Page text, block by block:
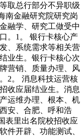
取总行部分不异职级
南金融研究院研究岗
融学、研究工做受中
。1。 银行卡核心产
、系统需求等相关营
业生。银行卡核心次
营销、质量办理、风
2。 消息科技运营核
收应届结业生。消息
运维办理、根本、机
安、合肥、呼和浩
表里出名院校招收应
件开辟、功能测试、